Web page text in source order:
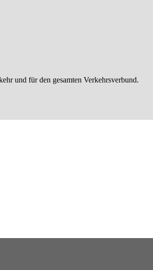
und für den gesamten Verkehrsverbund.